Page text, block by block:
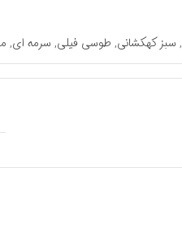
, سبز کهکشانی, طوسی فیلی, سرمه ای,